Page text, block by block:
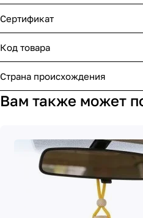
Сертификат
Код товара
Страна происхождения
Вам также может